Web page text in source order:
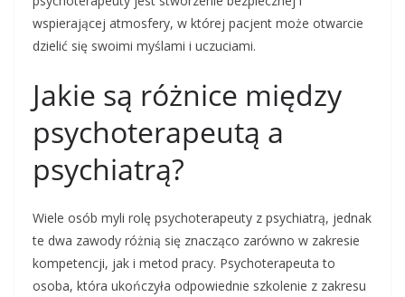
wspierającej atmosfery, w której pacjent może otwarcie
dzielić się swoimi myślami i uczuciami.
Jakie są różnice między
psychoterapeutą a
psychiatrą?
Wiele osób myli rolę psychoterapeuty z psychiatrą, jednak
te dwa zawody różnią się znacząco zarówno w zakresie
kompetencji, jak i metod pracy. Psychoterapeuta to
osoba, która ukończyła odpowiednie szkolenie z zakresu